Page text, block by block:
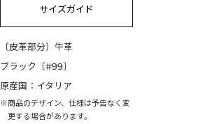
サイズガイド
〔皮革部分〕牛革
ブラック〔#99〕
原産国：イタリア
※商品のデザイン、仕様は予告なく変
更する場合があります。